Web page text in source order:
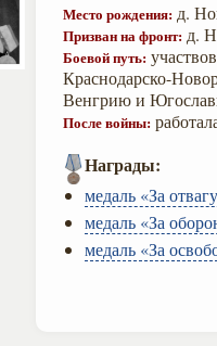
Место рождения: д.
Призван на фронт: д.
Боевой путь:
Краснодарско-
Венгрию и
После войны:
Награды:
медаль «За
медаль «За
медаль «За